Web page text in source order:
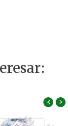
‹ ›